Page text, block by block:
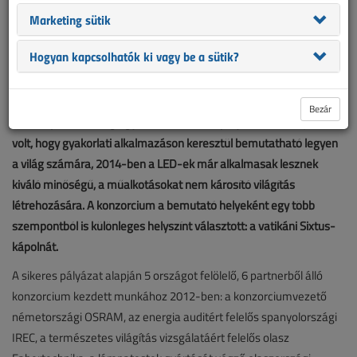
Az Európai Bizottság egyik 2011-ben kiírt pályázatának célja az
volt, hogy gyakorlati alkalmazáson keresztül bemutatható legyen
a világ számára, 2014-ben a LED-ek már alkalmasak lesznek
kiváló minőségű, a műalkotásokat nem károsító világítás
létrehozására. A konzorcium a bemutató helyeként egy több
szempontból is különleges helyszínt választott: a vatikáni Sixtus-
kápolnát.
A sikeres pályázat alapján 5 országot felölelő, 6 partnerből álló
konzorcium kezdett munkához 2012-ben: a konzorciumvezető
németországi OSRAM, az energia auditért felelős spanyolországi
IREC, a természetes világítás vizsgálatáért felelős olasz
Marketing sütik
Hogyan kapcsolhatók ki vagy be a sütik?
Bezár